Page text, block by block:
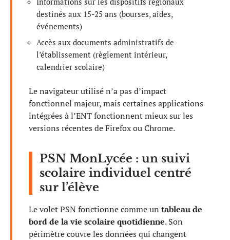
destinés aux 15-25 ans (bourses, aides,
événements)
Accès aux documents administratifs de
l’établissement (règlement intérieur,
calendrier scolaire)
Le navigateur utilisé n’a pas d’impact
fonctionnel majeur, mais certaines applications
intégrées à l’ENT fonctionnent mieux sur les
versions récentes de Firefox ou Chrome.
PSN MonLycée : un suivi
scolaire individuel centré
sur l’élève
Le volet PSN fonctionne comme un tableau de
bord de la vie scolaire quotidienne. Son
périmètre couvre les données qui changent